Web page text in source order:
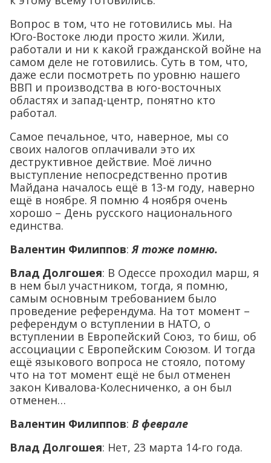
Вопрос в том, что не готовились мы. На
Юго-Востоке люди просто жили. Жили,
работали и ни к какой гражданской войне на
самом деле не готовились. Суть в том, что,
даже если посмотреть по уровню нашего
ВВП и производства в юго-восточных
областях и запад-центр, понятно кто
работал.
Самое печальное, что, наверное, мы со
своих налогов оплачивали это их
деструктивное действие. Моё лично
выступление непосредственно против
Майдана началось ещё в 13-м году, наверно
ещё в ноябре. Я помню 4 ноября очень
хорошо – День русского национального
единства.
Валентин Филиппов:Я тоже помню.
Влад Долгошея: В Одессе проходил марш, я
в нем был участником, тогда, я помню,
самым основным требованием было
проведение референдума. На тот момент –
референдум о вступлении в НАТО, о
вступлении в Европейский Союз, то биш, об
ассоциации с Европейским Союзом. И тогда
ещё языкового вопроса не стояло, потому
что на тот момент ещё не был отменен
закон Кивалова-Колесниченко, а он был
отменен…
Валентин Филиппов: В феврале
Влад Долгошея: Нет, 23 марта 14-го года.